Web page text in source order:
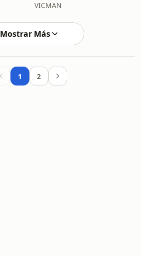
VICMAN
Mostrar Más
1 2